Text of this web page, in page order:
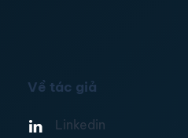
Về tác giả
Linkedin